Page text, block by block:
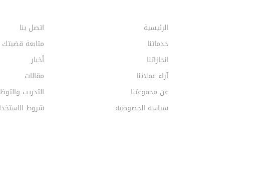
الرئيسية
خدماتنا
انجازاتنا
آراء عملائنا
عن مجموعتنا
سياسة الخصوصية
اتصل بنا
متابعة قضيتك
أخبار
مقالات
التدريب
شروط